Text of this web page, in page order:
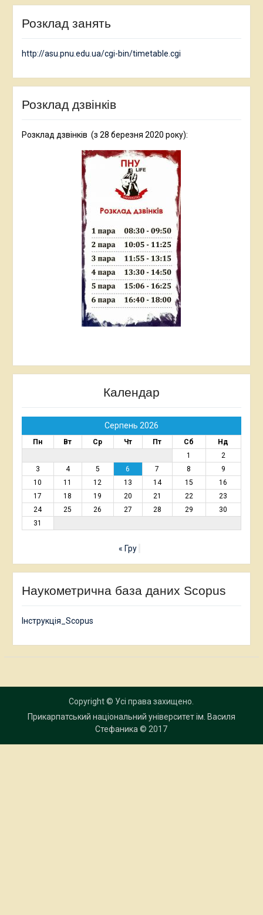
Розклад занять
http://asu.pnu.edu.ua/cgi-bin/timetable.cgi
Розклад дзвінків
Розклад дзвінків (з 28 березня 2020 року):
Календар
Серпень 2026
Пн Вт Ср Чт Пт Сб
Нд
1
2
3
4 5 6 7 8
9
10
11 12 13 14 15
16
17
18 19 20 21 22
23
24
25 26 27 28 29
30
31
« Гру
Наукометрична база даних Scopus
Інструкція_Scopus
Copyright © Усі права захищено.
Прикарпатський національний університет ім. Василя
Стефаника © 2017